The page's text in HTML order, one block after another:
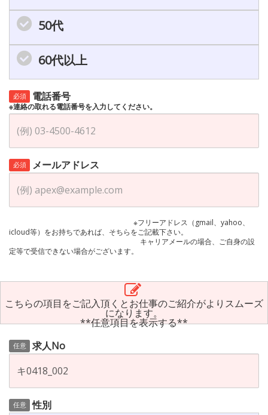
50代
60代以上
必須 電話番号
※連絡の取れる電話番号を入力してください。
必須 メールアドレス
※フリーアドレス（gmail、yahoo、
icloud等）をお持ちであれば、そちらをご記載下さい。
キャリアメールの場合、ご自身の設
定等で受信できない場合がございます。
こちらの項目をご記入頂くとお仕事のご紹介がよりスムーズ
になります。
**任意項目を表示する**
任意 求人No
任意 性別